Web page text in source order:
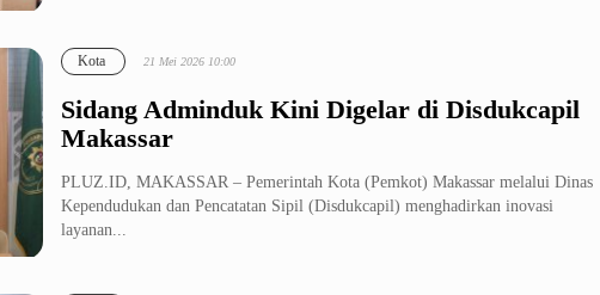
Sidang Adminduk Kini Digelar di Disdukcapil
Makassar
Kota 21 Mei 2026 10:00
PLUZ.ID, MAKASSAR – Pemerintah Kota (Pemkot) Makassar melalui Dinas
Kependudukan dan Pencatatan Sipil (Disdukcapil) menghadirkan inovasi
layanan...